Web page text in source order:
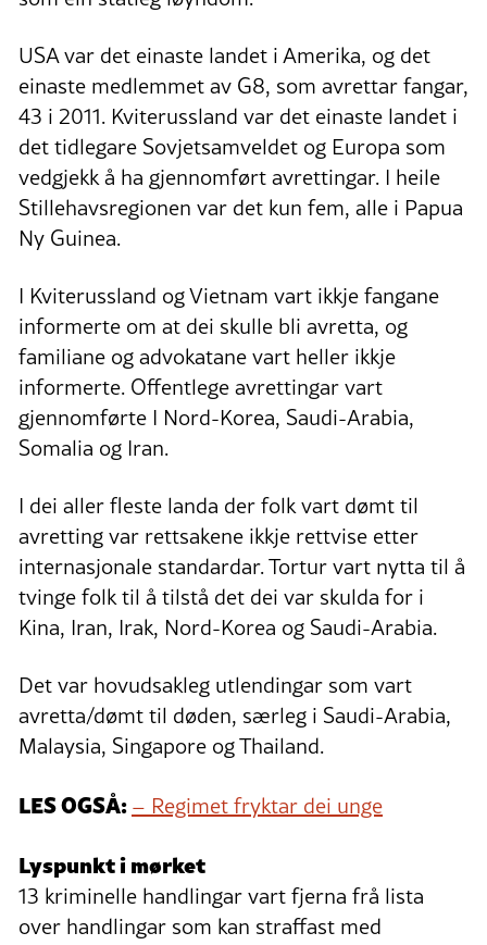
USA var det einaste landet i Amerika, og det
einaste medlemmet av G8, som avrettar fangar,
43 i 2011. Kviterussland var det einaste landet i
det tidlegare Sovjetsamveldet og Europa som
vedgjekk å ha gjennomført avrettingar. I heile
Stillehavsregionen var det kun fem, alle i Papua
Ny Guinea.
I Kviterussland og Vietnam vart ikkje fangane
informerte om at dei skulle bli avretta, og
familiane og advokatane vart heller ikkje
informerte. Offentlege avrettingar vart
gjennomførte I Nord-Korea, Saudi-Arabia,
Somalia og Iran.
I dei aller fleste landa der folk vart dømt til
avretting var rettsakene ikkje rettvise etter
internasjonale standardar. Tortur vart nytta til å
tvinge folk til å tilstå det dei var skulda for i
Kina, Iran, Irak, Nord-Korea og Saudi-Arabia.
Det var hovudsakleg utlendingar som vart
avretta/dømt til døden, særleg i Saudi-Arabia,
Malaysia, Singapore og Thailand.
LES OGSÅ:– Regimet fryktar dei unge
Lyspunkt i mørket
13 kriminelle handlingar vart fjerna frå lista
over handlingar som kan straffast med